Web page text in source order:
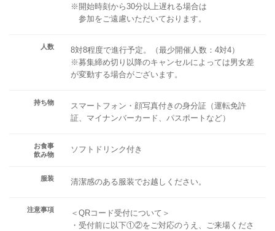
※開始時刻から30分以上遅れる場合は
参加をご遠慮いただいております。
人数
8対8程度で進行予定。（最少開催人数：4対4）
※募集締め切り以降のキャンセルによっては男女差
が変動する場合がございます。
持ち物
スマートフォン・顔写真付きの身分証（運転免許
証、マイナンバーカード、パスポートなど）
お食事
飲み物
ソフトドリンク付き
服装 清潔感のある服装でお越しください。
注意事項
＜QRコード受付について＞
・受付前に以下①②をご対応のうえ、ご来場くださ